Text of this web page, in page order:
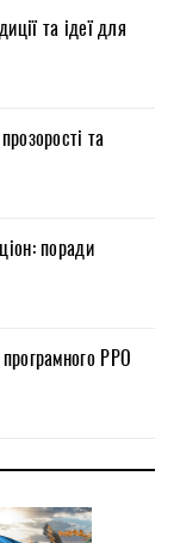
та ідеї для
та
поради
РРО